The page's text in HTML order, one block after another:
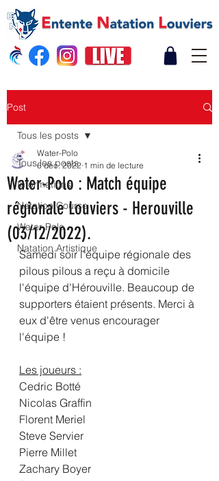
Post
Tous les posts
Informations
Natation Course
Water Polo
Natation Artistique
Tous les posts
Water-Polo : Match équipe
régionale Louviers - Herouville
(03/12/2022).
Water-Polo
6 déc. 2022 1 min de lecture
Samedi soir l'équipe régionale des
pilous pilous a reçu à domicile
l'équipe d'Hérouville. Beaucoup de
supporters étaient présents. Merci à
eux d'être venus encourager
l'équipe !
Les joueurs :
Cedric Botté
Nicolas Graffin
Florent Meriel
Steve Servier
Pierre Millet
Zachary Boyer